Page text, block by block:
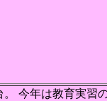
今年は教育実習